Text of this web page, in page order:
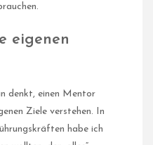
eigenen
denkt, einen Mentor
Ziele verstehen. In
habe ich